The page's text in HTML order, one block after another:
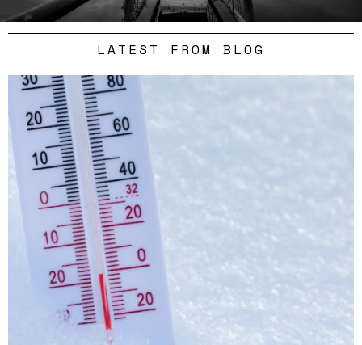
LATEST FROM BLOG